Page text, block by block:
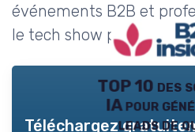
événements B2B et
le tech show paris.
TOP 10 des
IA pour
leads de
Téléchargez